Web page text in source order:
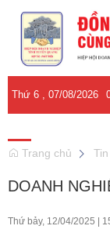
Thứ 6 , 07/08/2026
Trang chủ
DOANH
Thứ bảy, 12/04/2025 |